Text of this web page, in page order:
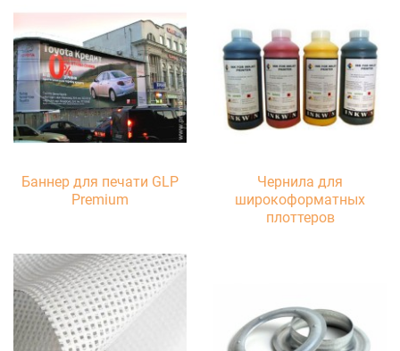
Баннер для печати GLP
Premium
Чернила для
широкоформатных
плоттеров